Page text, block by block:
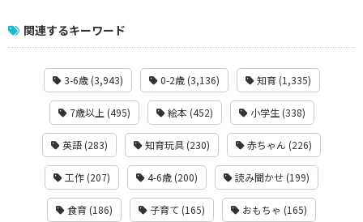
関連するキーワード
3-6歳 (3,943) 0-2歳 (3,136) 知育 (1,335)
7歳以上 (495) 絵本 (452) 小学生 (338)
英語 (283) 知育玩具 (230) 赤ちゃん (226)
工作 (207) 4-6歳 (200) 読み聞かせ (199)
食育 (186) 子育て (165) おもちゃ (165)